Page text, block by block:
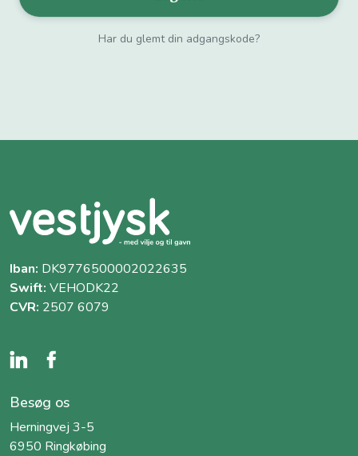
Har du glemt din adgangskode?
Iban: DK9776500002022635
Swift: VEHODK22
CVR: 2507 6079
Besøg os
Herningvej 3-5
6950 Ringkøbing